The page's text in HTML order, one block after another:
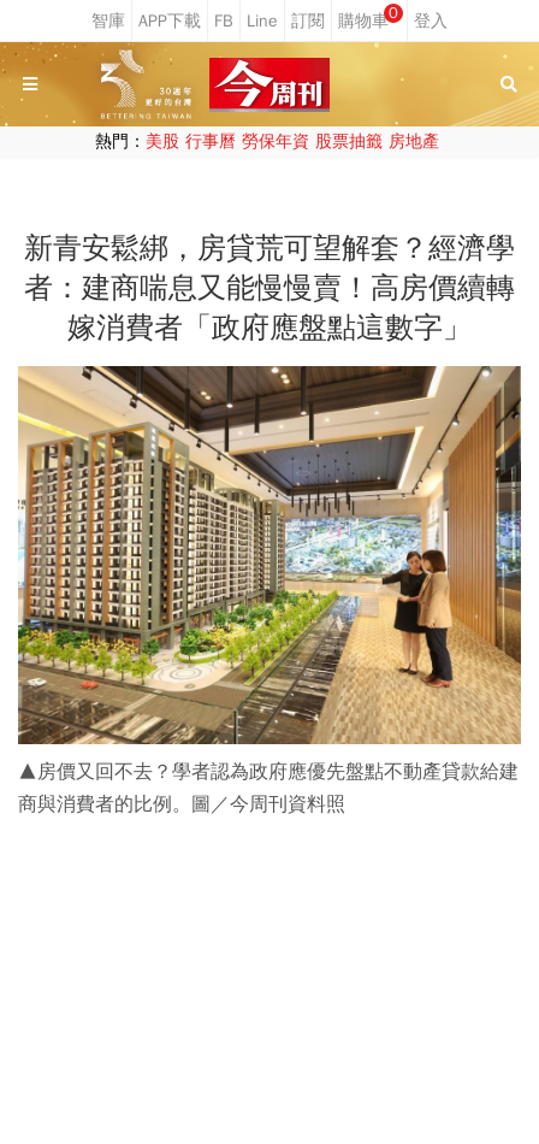
0
熱門： 美股 行事曆 勞保年資 股票抽籤 房地產
新青安鬆綁，房貸荒可望解套？經濟學
者：建商喘息又能慢慢賣！高房價續轉
嫁消費者「政府應盤點這數字」
▲房價又回不去？學者認為政府應優先盤點不動產貸款給建
商與消費者的比例。圖／今周刊資料照